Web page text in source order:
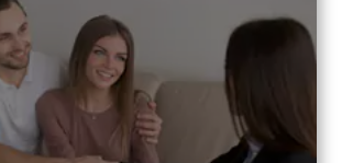
pour réussir son investissement locatif.